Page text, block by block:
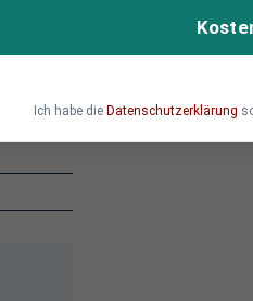
überwiegend in
Ich habe die Datenschutzerklärung